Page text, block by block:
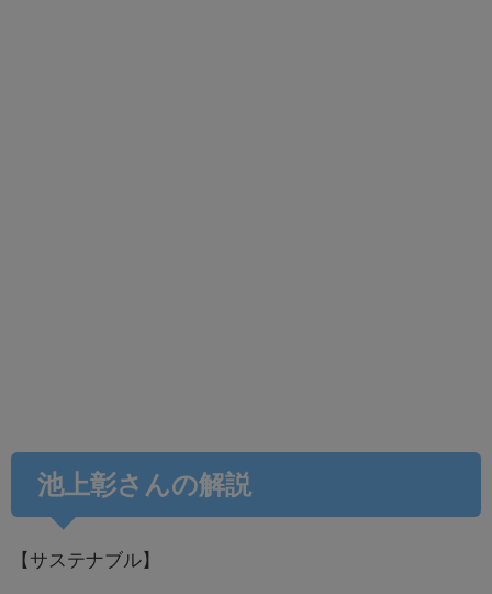
池上彰さんの解説
【サステナブル】